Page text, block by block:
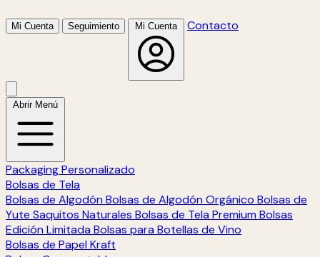
Mi Cuenta Seguimiento Mi Cuenta Contacto
Abrir Menú
Packaging Personalizado
Bolsas de Tela
Bolsas de Algodón Bolsas de Algodón Orgánico Bolsas de
Yute Saquitos Naturales Bolsas de Tela Premium Bolsas
Edición Limitada Bolsas para Botellas de Vino
Bolsas de Papel Kraft